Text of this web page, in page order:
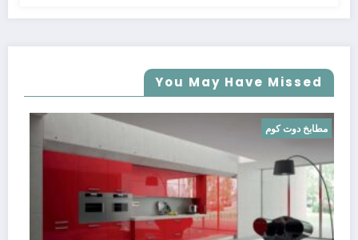
You May Have Missed
مطابخ دوت كوم